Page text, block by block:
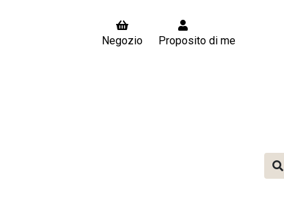
Negozio Proposito di me